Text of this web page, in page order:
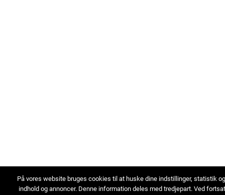
På vores website bruges cookies til at huske dine indstillinger, statistik
indhold og annoncer. Denne information deles med tredjepart. Ved